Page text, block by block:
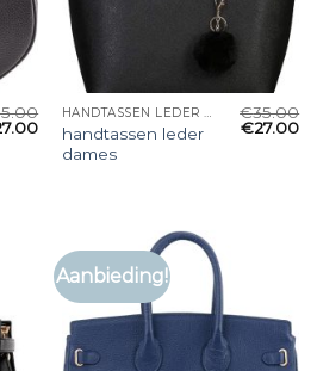
HANDTASSEN LEDER DAMES
handtassen leder
dames
€35.00
€27.00
Aanbieding!